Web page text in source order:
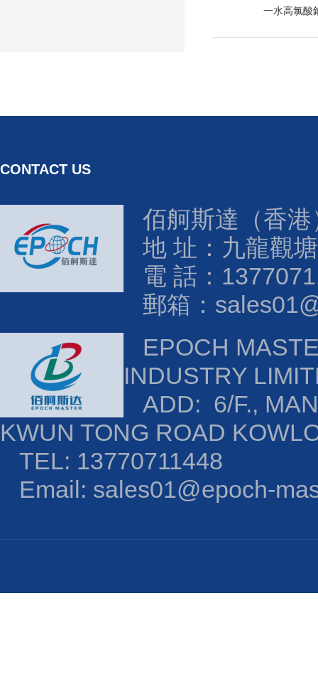
一水高氯酸
CONTACT US
佰舸斯達（香
地 址：九龍觀
電 話：
郵箱：
EPOCH
INDUSTRY
ADD: 6/F.,
KWUN TONG ROAD
TEL: 13770711448
Email: sales01@epoch-